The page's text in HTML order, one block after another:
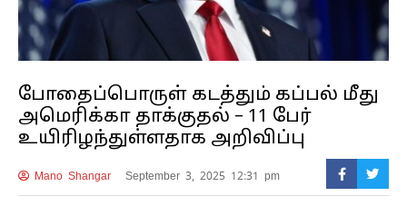
போதைப்பொருள் கடத்தும் கப்பல் மீது
அமெரிக்கா தாக்குதல் – 11 பேர்
உயிரிழந்துள்ளதாக அறிவிப்பு
Mano Shangar September 3, 2025 12:31 pm